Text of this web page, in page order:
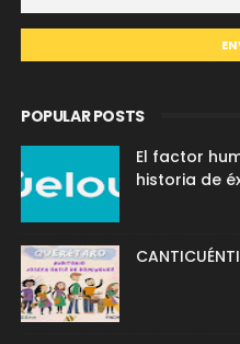
POPULAR POSTS
El factor
historia de